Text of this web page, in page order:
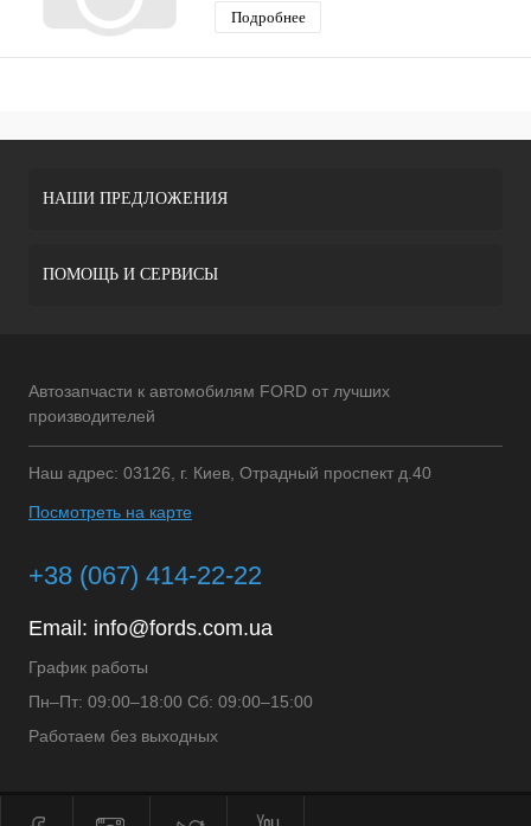
Подробнее
НАШИ ПРЕДЛОЖЕНИЯ
ПОМОЩЬ И СЕРВИСЫ
Автозапчасти к автомобилям FORD от лучших
производителей
Наш адрес: 03126, г. Киев, Отрадный проспект д.40
Посмотреть на карте
+38 (067) 414-22-22
Email: info@fords.com.ua
График работы
Пн–Пт: 09:00–18:00 Сб: 09:00–15:00
Работаем без выходных